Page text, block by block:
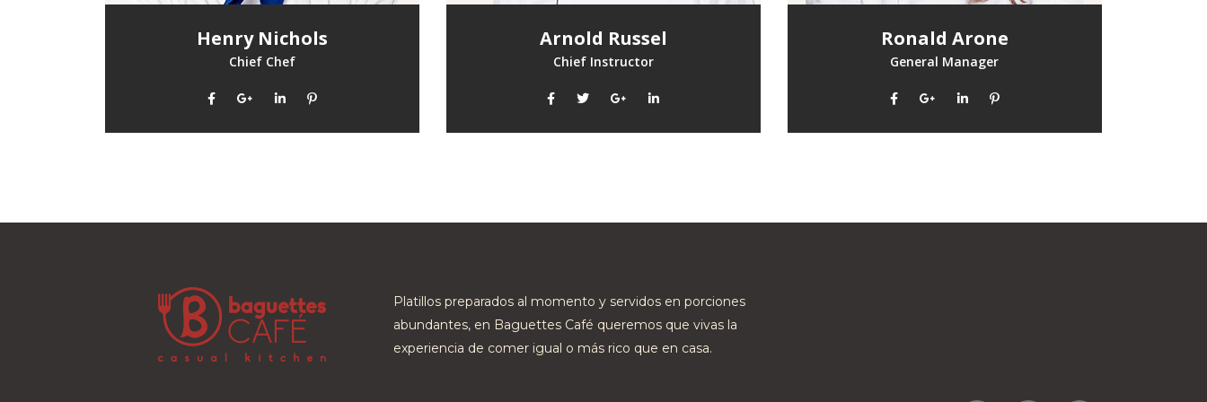
Henry Nichols
Chief Chef
Arnold Russel
Chief Instructor
Ronald Arone
General Manager
Platillos preparados al momento y servidos en porciones
abundantes, en Baguettes Café queremos que vivas la
experiencia de comer igual o más rico que en casa.